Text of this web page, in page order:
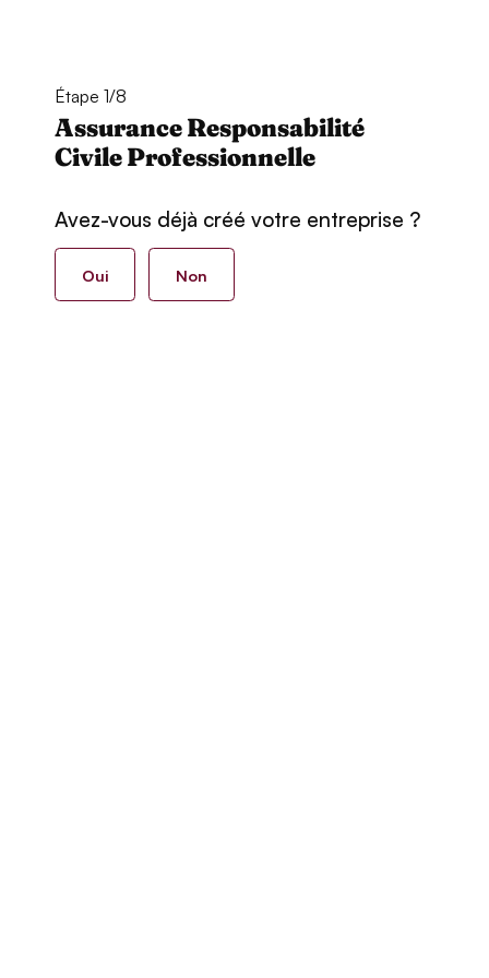
Étape 1/8
Assurance Responsabilité
Civile Professionnelle
Avez-vous déjà créé votre entreprise ?
Oui Non